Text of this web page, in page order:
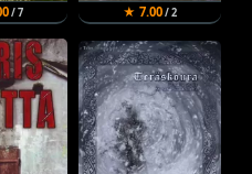
/ 7 ★ 7.00/ 2